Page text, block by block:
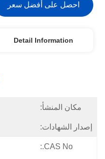
احصل على أفضل سعر
Detail Information
مكان المنشأ:
إصدار الشهادات:
CAS No.: